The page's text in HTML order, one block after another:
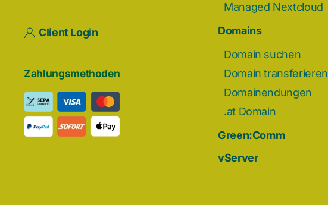
Client Login
Zahlungsmethoden
Managed Nextcloud
Domains
Domain suchen
Domain transferieren
Domainendungen
.at Domain
Green:Comm
vServer